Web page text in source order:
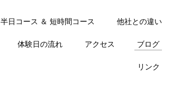
半日コース ＆ 短時間コース 他社との違い
体験日の流れ アクセス ブログ
リンク